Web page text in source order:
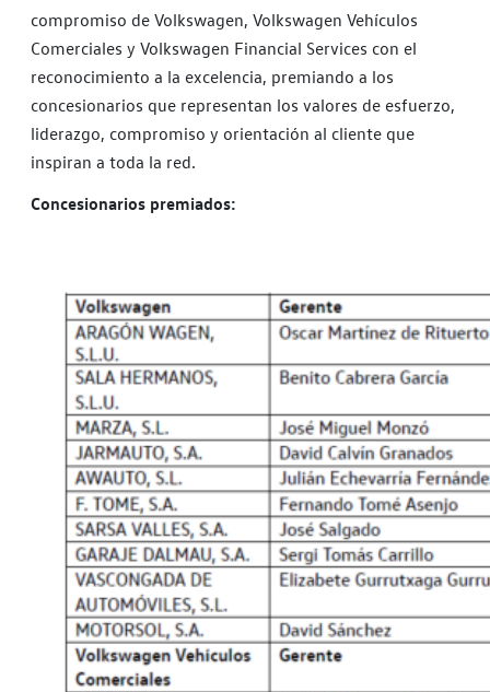
compromiso de Volkswagen, Volkswagen Vehículos
Comerciales y Volkswagen Financial Services con el
reconocimiento a la excelencia, premiando a los
concesionarios que representan los valores de esfuerzo,
liderazgo, compromiso y orientación al cliente que
inspiran a toda la red.
Concesionarios premiados: